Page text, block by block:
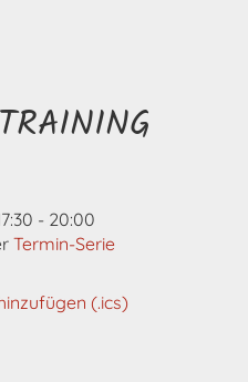
- 20:00
Termin-Serie
(.ics)